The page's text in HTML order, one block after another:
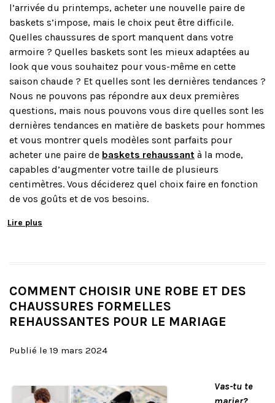
l’arrivée du printemps, acheter une nouvelle paire de
baskets s’impose, mais le choix peut être difficile.
Quelles chaussures de sport manquent dans votre
armoire ? Quelles baskets sont les mieux adaptées au
look que vous souhaitez pour vous-même en cette
saison chaude ? Et quelles sont les dernières tendances ?
Nous ne pouvons pas répondre aux deux premières
questions, mais nous pouvons vous dire quelles sont les
dernières tendances en matière de baskets pour hommes
et vous montrer quels modèles sont parfaits pour
acheter une paire de baskets rehaussant à la mode,
capables d’augmenter votre taille de plusieurs
centimètres. Vous déciderez quel choix faire en fonction
de vos goûts et de vos besoins.
Lire plus
COMMENT CHOISIR UNE ROBE ET DES
CHAUSSURES FORMELLES
REHAUSSANTES POUR LE MARIAGE
Publié le 19 mars 2024
Vas-tu te
marier?